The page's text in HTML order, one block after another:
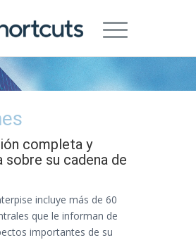
completa y
sobre su cadena de
incluye más de 60
que le informan de
importantes de su